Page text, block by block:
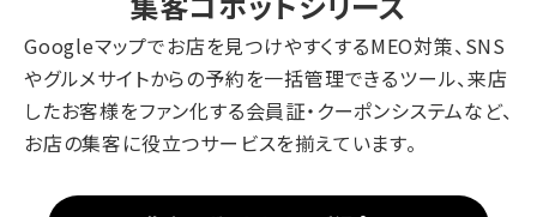
Googleマップでお店を見つけやすくするMEO対策、SNS
やグルメサイトからの予約を一括管理できるツール、来店
したお客様をファン化する会員証・クーポンシステムなど、
お店の集客に役立つサービスを揃えています。